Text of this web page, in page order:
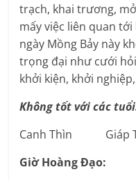
trạch, khai trương,
mấy việc liên quan
ngày Mồng Bảy này
trọng đại như cưới
khởi kiện, khởi
Không tốt với các
Canh Thìn Giáp
Giờ Hoàng Đạo: